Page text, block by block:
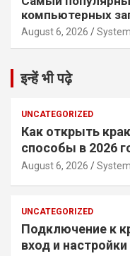
компьютерных
August 6, 2026
इन्हें भी पढ़े
UNCATEGORIZED
Как открыть
способы в 2026
August 6, 2026
UNCATEGORIZED
Подключение к
вход и настройки